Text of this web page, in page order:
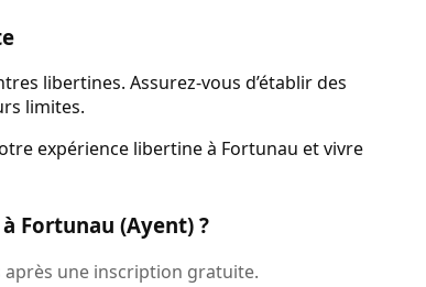
libertines. Assurez-vous d’établir des
limites.
expérience libertine à Fortunau et vivre
Fortunau (Ayent) ?
une inscription gratuite.